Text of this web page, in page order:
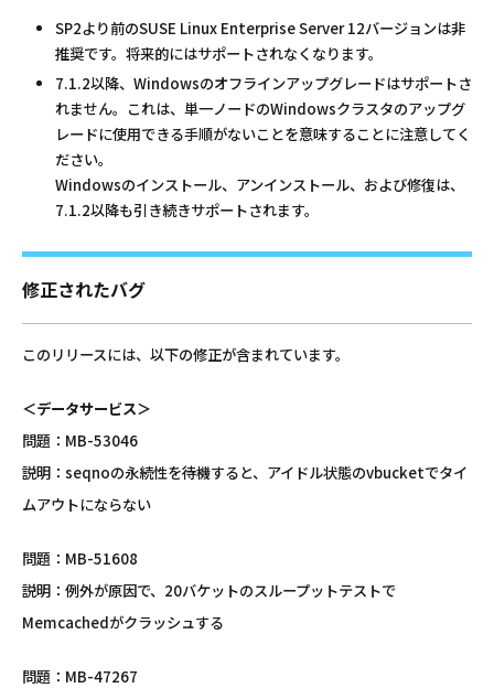
SP2より前のSUSE Linux Enterprise Server 12バージョンは非
推奨です。将来的にはサポートされなくなります。
7.1.2以降、Windowsのオフラインアップグレードはサポートさ
れません。これは、単一ノードのWindowsクラスタのアップグ
レードに使用できる手順がないことを意味することに注意してく
ださい。
Windowsのインストール、アンインストール、および修復は、
7.1.2以降も引き続きサポートされます。
修正されたバグ
このリリースには、以下の修正が含まれています。
＜データサービス＞
問題：MB-53046
説明：seqnoの永続性を待機すると、アイドル状態のvbucketでタイ
ムアウトにならない
問題：MB-51608
説明：例外が原因で、20バケットのスループットテストで
Memcachedがクラッシュする
問題：MB-47267